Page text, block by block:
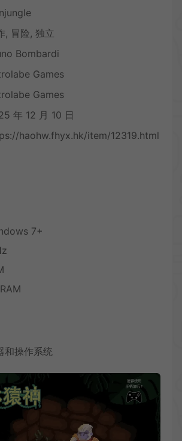
, 冒险, 独立
Bombardi
Games
Games
年 12 月 10 日
haohw.fhyx.hk/item/12319.html
7+
和操作系统